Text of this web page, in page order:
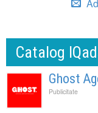
Catalog
Ghost
Publicitate